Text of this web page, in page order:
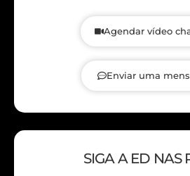
Agendar vídeo
Enviar uma
SIGA A ED NAS